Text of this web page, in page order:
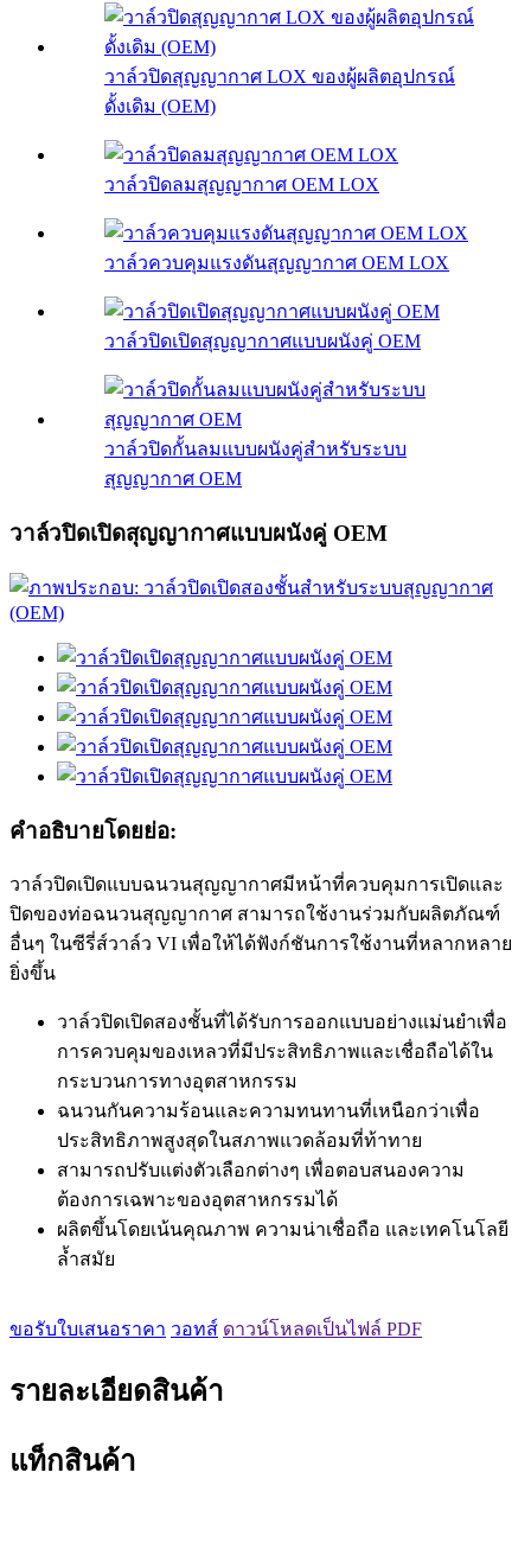
วาล์วปิดสุญญากาศ LOX ของผู้ผลิตอุปกรณ์
ดั้งเดิม (OEM)
วาล์วปิดลมสุญญากาศ OEM LOX
วาล์วควบคุมแรงดันสุญญากาศ OEM LOX
วาล์วปิดเปิดสุญญากาศแบบผนังคู่ OEM
วาล์วปิดกั้นลมแบบผนังคู่สำหรับระบบ
สุญญากาศ OEM
วาล์วปิดเปิดสุญญากาศแบบผนังคู่ OEM
คำอธิบายโดยย่อ:
วาล์วปิดเปิดแบบฉนวนสุญญากาศมีหน้าที่ควบคุมการเปิดและ
ปิดของท่อฉนวนสุญญากาศ สามารถใช้งานร่วมกับผลิตภัณฑ์
อื่นๆ ในซีรี่ส์วาล์ว VI เพื่อให้ได้ฟังก์ชันการใช้งานที่หลากหลาย
ยิ่งขึ้น
วาล์วปิดเปิดสองชั้นที่ได้รับการออกแบบอย่างแม่นยำเพื่อ
การควบคุมของเหลวที่มีประสิทธิภาพและเชื่อถือได้ใน
กระบวนการทางอุตสาหกรรม
ฉนวนกันความร้อนและความทนทานที่เหนือกว่าเพื่อ
ประสิทธิภาพสูงสุดในสภาพแวดล้อมที่ท้าทาย
สามารถปรับแต่งตัวเลือกต่างๆ เพื่อตอบสนองความ
ต้องการเฉพาะของอุตสาหกรรมได้
ผลิตขึ้นโดยเน้นคุณภาพ ความน่าเชื่อถือ และเทคโนโลยี
ล้ำสมัย
ขอรับใบเสนอราคา วอทส์ ดาวน์โหลดเป็นไฟล์ PDF
รายละเอียดสินค้า
แท็กสินค้า